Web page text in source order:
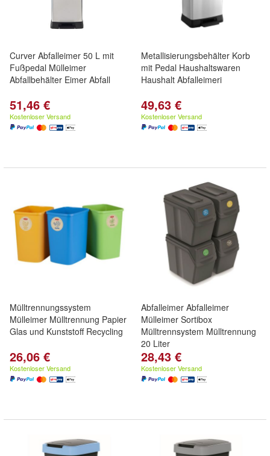
Curver Abfalleimer 50 L mit
Fußpedal Mülleimer
Abfallbehälter Eimer Abfall
51,46 €
Kostenloser Versand
Metallisierungsbehälter Korb
mit Pedal Haushaltswaren
Haushalt Abfalleimeri
49,63 €
Kostenloser Versand
Mülltrennungssystem
Mülleimer Mülltrennung Papier
Glas und Kunststoff Recycling
26,06 €
Kostenloser Versand
Abfalleimer Abfalleimer
Mülleimer Sortibox
Mülltrennsystem Mülltrennung
20 Liter
28,43 €
Kostenloser Versand